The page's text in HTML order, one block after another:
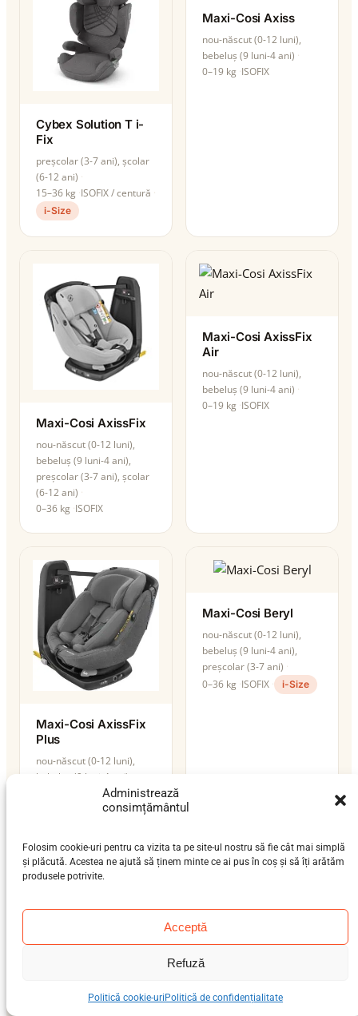
Administrează
consimțământul
Folosim cookie-uri pentru ca vizita ta pe site-ul nostru să fie cât mai simplă
și plăcută. Acestea ne ajută să ținem minte ce ai pus în coș și să îți arătăm
produsele potrivite.
Acceptă
Refuză
Politică cookie-uri Politică de confidențialitate
Cybex Solution T i-
Fix
preșcolar (3-7 ani), școlar
(6-12 ani)
15–36 kg ISOFIX / centură
i-Size
Maxi-Cosi Axiss
nou-născut (0-12 luni),
bebeluș (9 luni-4 ani)
0–19 kg ISOFIX
Maxi-Cosi AxissFix
nou-născut (0-12 luni),
bebeluș (9 luni-4 ani),
preșcolar (3-7 ani), școlar
(6-12 ani)
0–36 kg ISOFIX
Maxi-Cosi AxissFix
Air
nou-născut (0-12 luni),
bebeluș (9 luni-4 ani)
0–19 kg ISOFIX
Maxi-Cosi AxissFix
Plus
nou-născut (0-12 luni),
bebeluș (9 luni-4 ani)
ISOFIX
Maxi-Cosi Beryl
nou-născut (0-12 luni),
bebeluș (9 luni-4 ani),
preșcolar (3-7 ani)
0–36 kg ISOFIX i-Size
Maxi-Cosi CabrioFix